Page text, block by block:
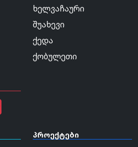
ხელვაჩაური
შუახევი
ქედა
ქობულეთი
პროექტები